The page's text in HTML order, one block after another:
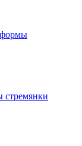
стремянки